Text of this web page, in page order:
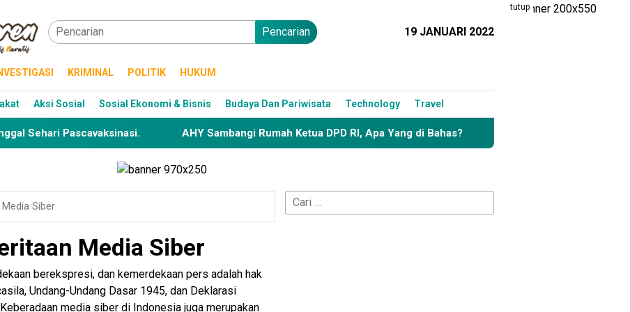
tutup
Pencarian 19 JANUARI 2022
KRIMINAL POLITIK HUKUM
Aksi Sosial Sosial Ekonomi & Bisnis Budaya Dan Pariwisata Technology Travel
Pascavaksinasi. AHY Sambangi Rumah Ketua DPD RI, Apa Yang di Bahas? Definitif, Alfres M. Tonggiroh Resmi
Siber
Media Siber
berekspresi, dan kemerdekaan pers adalah hak
Undang-Undang Dasar 1945, dan Deklarasi
media siber di Indonesia juga merupakan
Cari
untuk: